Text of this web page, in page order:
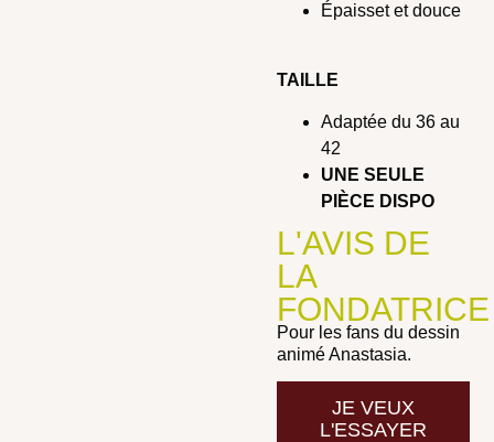
Épaisset et douce
TAILLE
Adaptée du 36 au
42
UNE SEULE
PIÈCE DISPO
L'AVIS DE
LA
FONDATRICE
Pour les fans du dessin
animé Anastasia.
JE VEUX
L'ESSAYER